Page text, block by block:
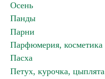
Осень
Панды
Парни
Парфюмерия, косметика
Пасха
Петух, курочка, цыплята